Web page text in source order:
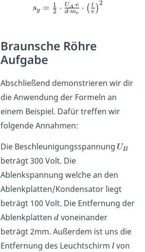
Braunsche Röhre
Aufgabe
Abschließend demonstrieren wir dir
die Anwendung der Formeln an
einem Beispiel. Dafür treffen wir
folgende Annahmen:
Die Beschleunigungsspannung
beträgt 300 Volt. Die
Ablenkspannung welche an den
Ablenkplatten/Kondensator liegt
beträgt 100 Volt. Die Entfernung der
Ablenkplatten
voneinander
beträgt 2mm. Außerdem ist uns die
Entfernung des Leuchtschirm von